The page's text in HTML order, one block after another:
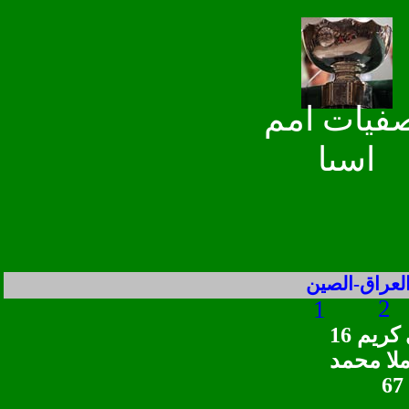
امم
اسيا
العراق-الصين
1 2
16
محمد
67